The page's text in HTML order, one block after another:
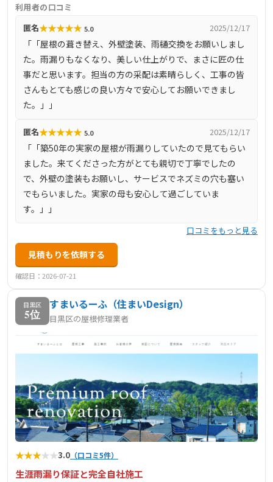
度の向上を図るリフォームを提供しています。サービスの
特徴として、屋根材最大30年保証、施工の最長10年保証、
アフター点検、安心の自社ブランド屋根材、雨漏り検診士
による専門調査、有資格者による施工などが挙げられま
す。これらの手厚い保証とアフターサービスにより、長期
的な安心を提供しています。
利用者の口コミ
匿名★★★★★ 5.0 2025/12/17
「「屋根の葺き替え、外壁塗装、雨樋交換をお願いしまし
た。雨漏りもなくなり、美しい仕上がりで、まさに匠の仕
事だと思います。担当の方の采配は素晴らしく、工事の皆
さんもとても感じの良い方々で安心してお願いできまし
た。」」
匿名★★★★★ 5.0 2025/12/17
「「築50年の実家の屋根が雨漏りしていたので見てもらい
ました。来てくださった方がとても親切で丁寧でしたの
で、外壁の塗装もお願いし、サービスでネズミの穴も塞い
でもらいました。実家の母も安心して過ごしていま
す。」」
口コミをもっと見る
見積もりを依頼する
確認日：2026-07-21
目黒区
5位
すまいるーふ（住まいDesign）
目黒区の屋根修理業者
★★★★★3.0 （口コミ5件）
生涯雨漏り保証と完全自社施工